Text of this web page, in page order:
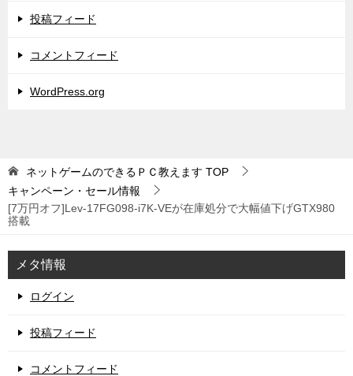
投稿フィード
コメントフィード
WordPress.org
ネットゲームのできるＰＣ教えます TOP
キャンペーン・セール情報
[7万円オフ]Lev-17FG098-i7K-VEが在庫処分で大幅値下げGTX980
搭載
メタ情報
ログイン
投稿フィード
コメントフィード